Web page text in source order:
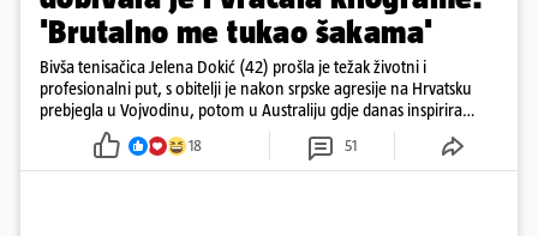
'Brutalno me tukao šakama'
Bivša tenisačica Jelena Dokić (42) prošla je težak životni i
profesionalni put, s obitelji je nakon srpske agresije na Hrvatsku
prebjegla u Vojvodinu, potom u Australiju gdje danas inspirira
18 51